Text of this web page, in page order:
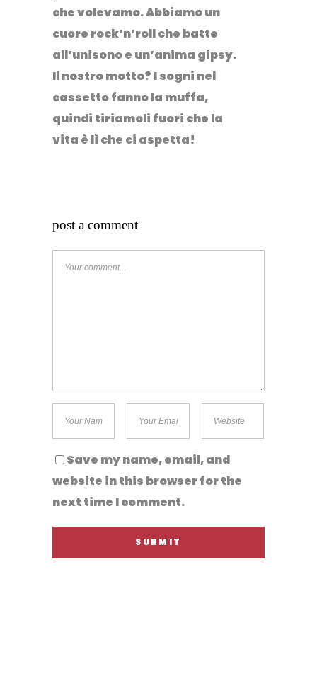
che volevamo. Abbiamo un
cuore rock’n’roll che batte
all’unisono e un’anima gipsy.
Il nostro motto? I sogni nel
cassetto fanno la muffa,
quindi tiriamoli fuori che la
vita è lì che ci aspetta!
post a comment
Save my name, email, and
website in this browser for the
next time I comment.